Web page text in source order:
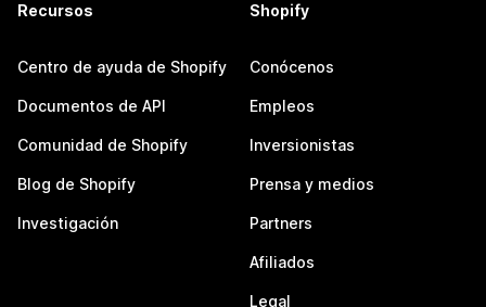
Recursos
Centro de ayuda de Shopify
Documentos de API
Comunidad de Shopify
Blog de Shopify
Investigación
Shopify
Conócenos
Empleos
Inversionistas
Prensa y medios
Partners
Afiliados
Legal